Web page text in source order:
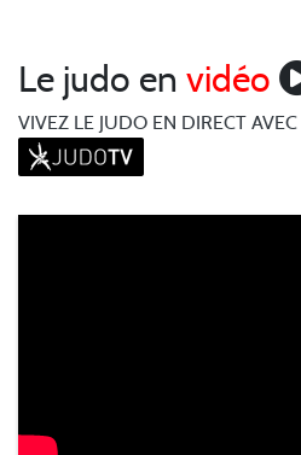
Le judo en vidéo
VIVEZ LE JUDO EN DIRECT AVEC